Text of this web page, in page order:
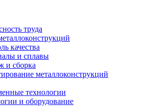
труда
качества
и сплавы
и сборка
металлоконструкций
технологии
и оборудование